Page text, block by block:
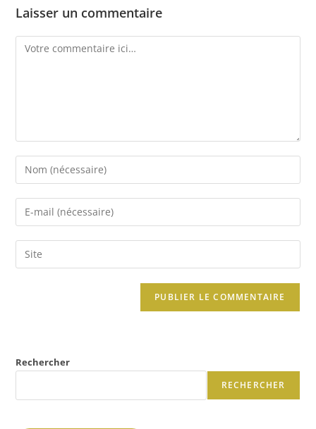
Laisser un commentaire
Rechercher
RECHERCHER